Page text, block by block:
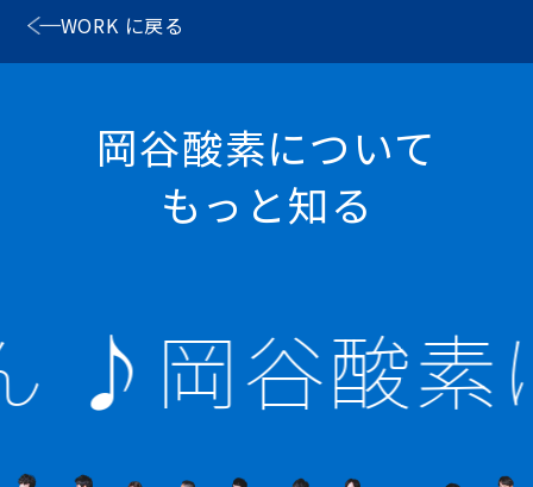
WORK に戻る
岡谷酸素について
もっと知る
♪岡谷酸